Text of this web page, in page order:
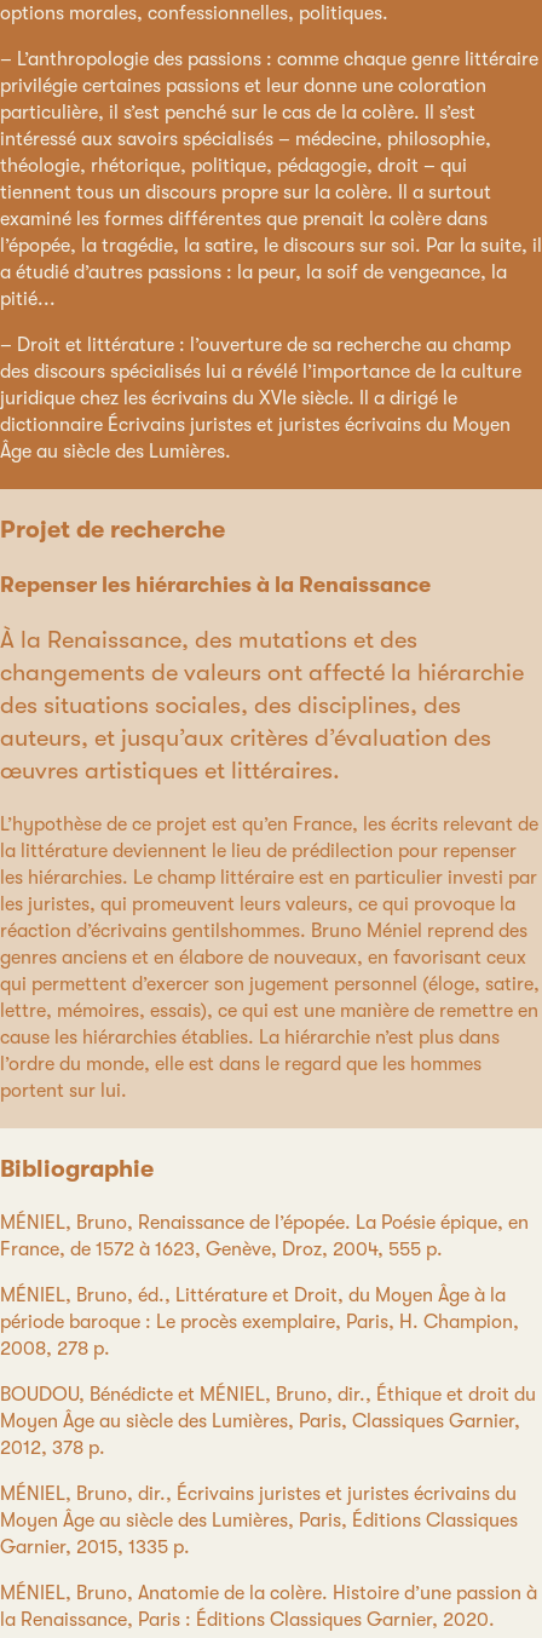
options morales, confessionnelles, politiques.
– L’anthropologie des passions : comme chaque genre littéraire
privilégie certaines passions et leur donne une coloration
particulière, il s’est penché sur le cas de la colère. Il s’est
intéressé aux savoirs spécialisés – médecine, philosophie,
théologie, rhétorique, politique, pédagogie, droit – qui
tiennent tous un discours propre sur la colère. Il a surtout
examiné les formes différentes que prenait la colère dans
l’épopée, la tragédie, la satire, le discours sur soi. Par la suite, il
a étudié d’autres passions : la peur, la soif de vengeance, la
pitié...
– Droit et littérature : l’ouverture de sa recherche au champ
des discours spécialisés lui a révélé l’importance de la culture
juridique chez les écrivains du XVIe siècle. Il a dirigé le
dictionnaire Écrivains juristes et juristes écrivains du Moyen
Âge au siècle des Lumières.
Projet de recherche
Repenser les hiérarchies à la Renaissance
À la Renaissance, des mutations et des
changements de valeurs ont affecté la hiérarchie
des situations sociales, des disciplines, des
auteurs, et jusqu’aux critères d’évaluation des
œuvres artistiques et littéraires.
L’hypothèse de ce projet est qu’en France, les écrits relevant de
la littérature deviennent le lieu de prédilection pour repenser
les hiérarchies. Le champ littéraire est en particulier investi par
les juristes, qui promeuvent leurs valeurs, ce qui provoque la
réaction d’écrivains gentilshommes. Bruno Méniel reprend des
genres anciens et en élabore de nouveaux, en favorisant ceux
qui permettent d’exercer son jugement personnel (éloge, satire,
lettre, mémoires, essais), ce qui est une manière de remettre en
cause les hiérarchies établies. La hiérarchie n’est plus dans
l’ordre du monde, elle est dans le regard que les hommes
portent sur lui.
Bibliographie
MÉNIEL, Bruno, Renaissance de l’épopée. La Poésie épique, en
France, de 1572 à 1623, Genève, Droz, 2004, 555 p.
MÉNIEL, Bruno, éd., Littérature et Droit, du Moyen Âge à la
période baroque : Le procès exemplaire, Paris, H. Champion,
2008, 278 p.
BOUDOU, Bénédicte et MÉNIEL, Bruno, dir., Éthique et droit du
Moyen Âge au siècle des Lumières, Paris, Classiques Garnier,
2012, 378 p.
MÉNIEL, Bruno, dir., Écrivains juristes et juristes écrivains du
Moyen Âge au siècle des Lumières, Paris, Éditions Classiques
Garnier, 2015, 1335 p.
MÉNIEL, Bruno, Anatomie de la colère. Histoire d’une passion à
la Renaissance, Paris : Éditions Classiques Garnier, 2020.